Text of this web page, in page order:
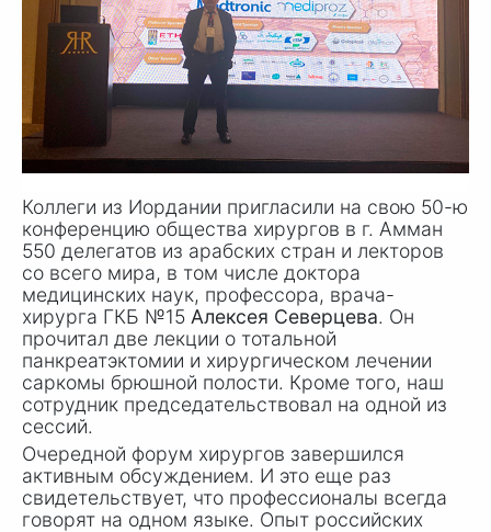
Коллеги из Иордании пригласили на свою 50-ю
конференцию общества хирургов в г. Амман
550 делегатов из арабских стран и лекторов
со всего мира, в том числе доктора
медицинских наук, профессора, врача-
хирурга ГКБ №15 Алексея Северцева. Он
прочитал две лекции о тотальной
панкреатэктомии и хирургическом лечении
саркомы брюшной полости. Кроме того, наш
сотрудник председательствовал на одной из
сессий.
Очередной форум хирургов завершился
активным обсуждением. И это еще раз
свидетельствует, что профессионалы всегда
говорят на одном языке. Опыт российских